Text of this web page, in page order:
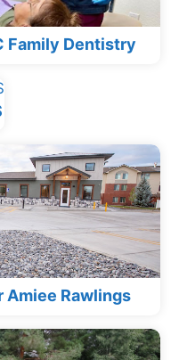
Family Dentistry
Amiee Rawlings